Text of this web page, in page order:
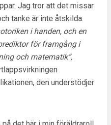
Jag tror att det missar
tanke är inte åtskilda.
i handen, och en
för framgång i
och matematik”,
den understödjer